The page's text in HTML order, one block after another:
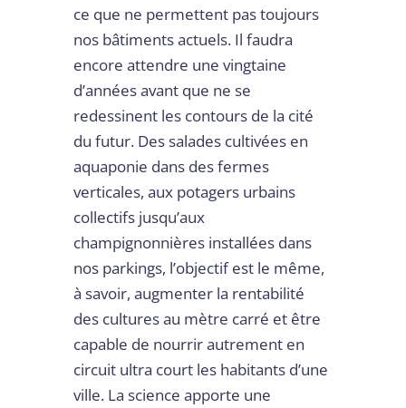
ce que ne permettent pas toujours
nos bâtiments actuels. Il faudra
encore attendre une vingtaine
d’années avant que ne se
redessinent les contours de la cité
du futur. Des salades cultivées en
aquaponie dans des fermes
verticales, aux potagers urbains
collectifs jusqu’aux
champignonnières installées dans
nos parkings, l’objectif est le même,
à savoir, augmenter la rentabilité
des cultures au mètre carré et être
capable de nourrir autrement en
circuit ultra court les habitants d’une
ville. La science apporte une